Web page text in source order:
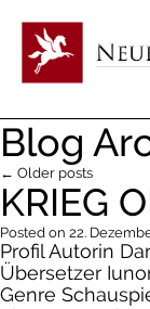
Blog
← Older posts
KRIEG
Posted on 22.
Profil Autorin
Übersetzer
Genre